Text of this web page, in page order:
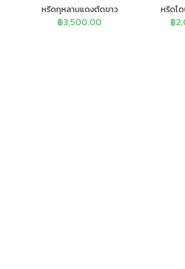
หรีดกุหลาบแดงตัดขาว
฿3,500.00
หรีดโ
฿